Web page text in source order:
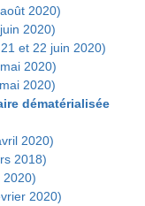
2020)
2020)
et 22 juin 2020)
2020)
2020)
dématérialisée
2020)
2018)
2020)
2020)